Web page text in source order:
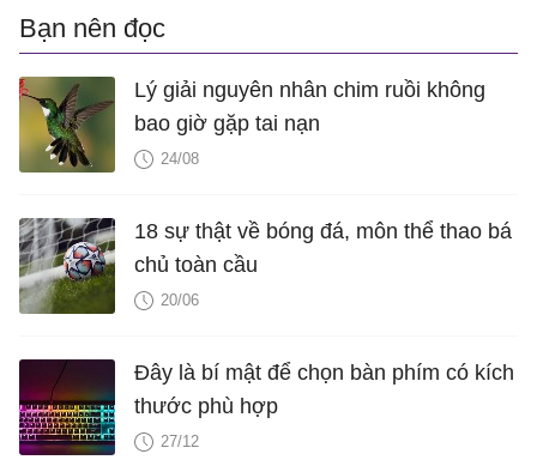
Bạn nên đọc
Lý giải nguyên nhân chim ruồi không
bao giờ gặp tai nạn
24/08
18 sự thật về bóng đá, môn thể thao bá
chủ toàn cầu
20/06
Đây là bí mật để chọn bàn phím có kích
thước phù hợp
27/12